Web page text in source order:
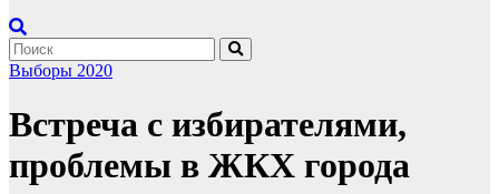
Выборы 2020
Встреча с избирателями,
проблемы в ЖКХ города